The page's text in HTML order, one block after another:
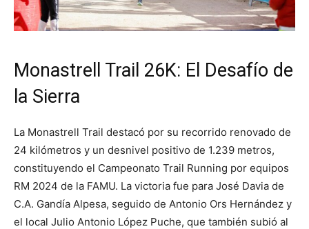
Monastrell Trail 26K: El Desafío de
la Sierra
La Monastrell Trail destacó por su recorrido renovado de
24 kilómetros y un desnivel positivo de 1.239 metros,
constituyendo el Campeonato Trail Running por equipos
RM 2024 de la FAMU. La victoria fue para José Davia de
C.A. Gandía Alpesa, seguido de Antonio Ors Hernández y
el local Julio Antonio López Puche, que también subió al